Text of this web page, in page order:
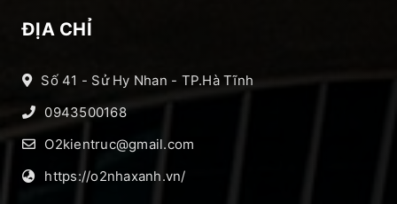
ĐỊA CHỈ
Số 41 - Sử Hy Nhan - TP.Hà Tĩnh
0943500168
O2kientruc@gmail.com
https://o2nhaxanh.vn/